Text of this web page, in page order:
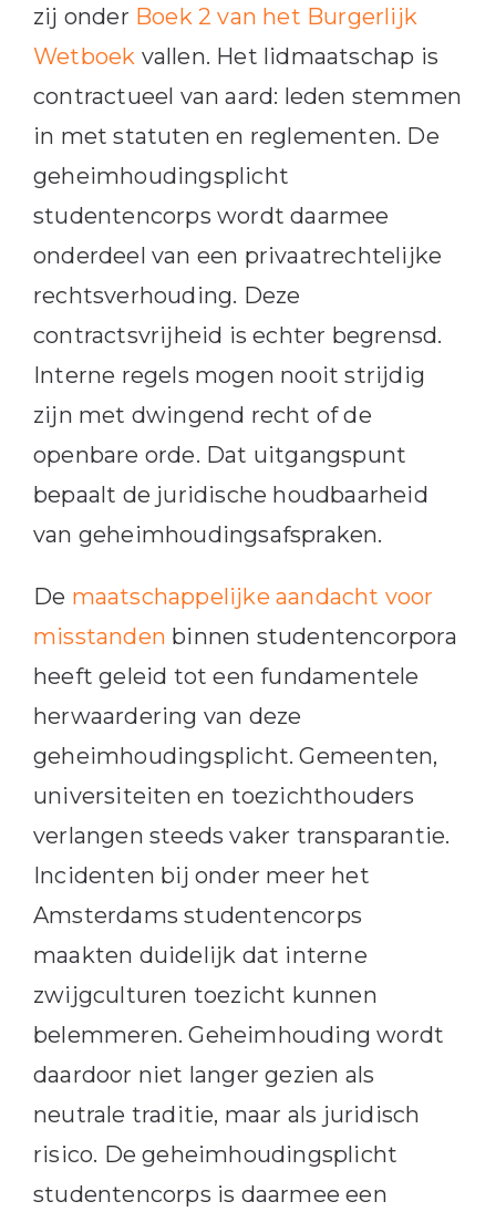
zij onder Boek 2 van het Burgerlijk
Wetboek vallen. Het lidmaatschap is
contractueel van aard: leden stemmen
in met statuten en reglementen. De
geheimhoudingsplicht
studentencorps wordt daarmee
onderdeel van een privaatrechtelijke
rechtsverhouding. Deze
contractsvrijheid is echter begrensd.
Interne regels mogen nooit strijdig
zijn met dwingend recht of de
openbare orde. Dat uitgangspunt
bepaalt de juridische houdbaarheid
van geheimhoudingsafspraken.
De maatschappelijke aandacht voor
misstanden binnen studentencorpora
heeft geleid tot een fundamentele
herwaardering van deze
geheimhoudingsplicht. Gemeenten,
universiteiten en toezichthouders
verlangen steeds vaker transparantie.
Incidenten bij onder meer het
Amsterdams studentencorps
maakten duidelijk dat interne
zwijgculturen toezicht kunnen
belemmeren. Geheimhouding wordt
daardoor niet langer gezien als
neutrale traditie, maar als juridisch
risico. De geheimhoudingsplicht
studentencorps is daarmee een